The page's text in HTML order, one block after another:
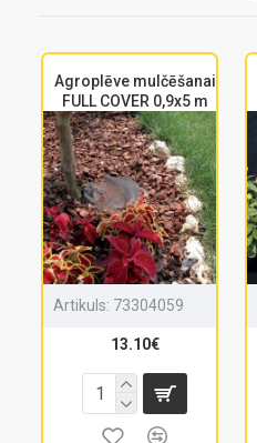
Agroplēve mulčēšanai
FULL COVER 0,9x5 m
Artikuls: 73304059
13.10€